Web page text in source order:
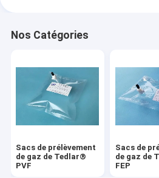
Nos Catégories
Sacs de prélèvement
de gaz de Tedlar®
PVF
Sacs de
de gaz de
FEP